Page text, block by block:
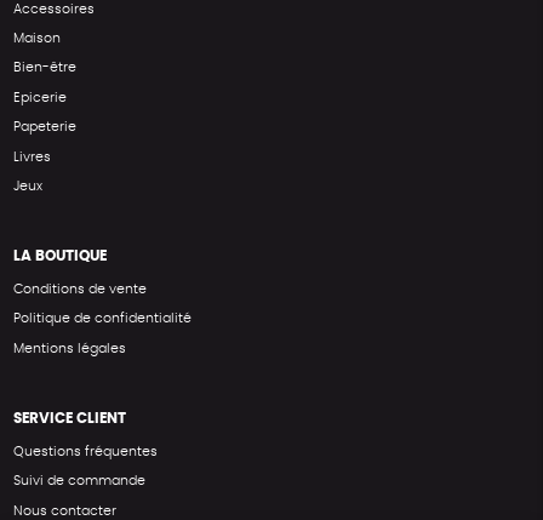
Accessoires
Maison
Bien-être
Epicerie
Papeterie
Livres
Jeux
LA BOUTIQUE
Conditions de vente
Politique de confidentialité
Mentions légales
SERVICE CLIENT
Questions fréquentes
Suivi de commande
Nous contacter